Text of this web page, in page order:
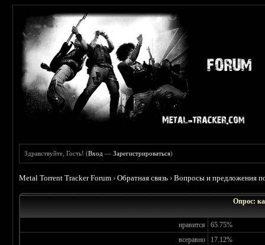
Здравствуйте, Гость! (Вход —Зарегистрироваться)
Metal Torrent Tracker Forum ›Обратная связь ›Вопросы и предложения
Опрос:
нравится
65.75%
всеравно
17.12%